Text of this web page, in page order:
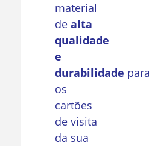
material
dealta
qualidade
e
durabilidade
os
cartões
de visita
da sua